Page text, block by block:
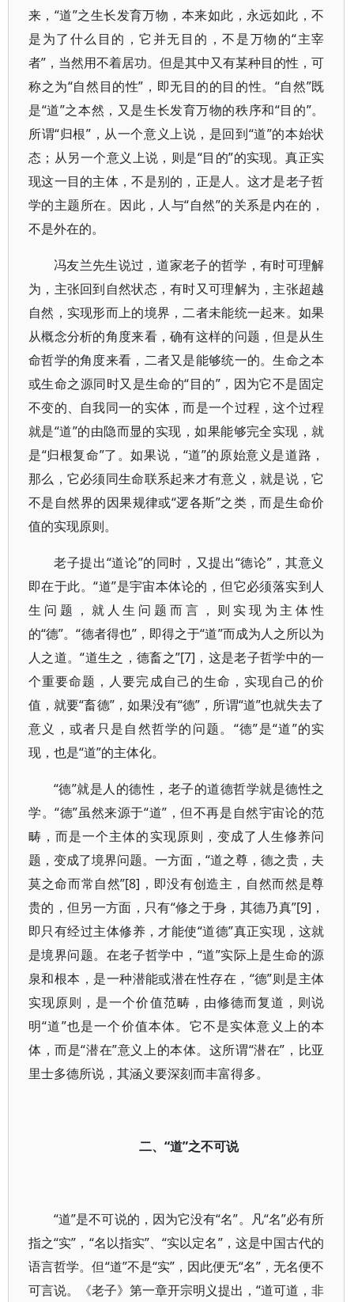
来，“道”之生长发育万物，本来如此，永远如此，不
是为了什么目的，它并无目的，不是万物的“主宰
者”，当然用不着居功。但是其中又有某种目的性，可
称之为“自然目的性”，即无目的的目的性。“自然”既
是“道”之本然，又是生长发育万物的秩序和“目的”。
所谓“归根”，从一个意义上说，是回到“道”的本始状
态；从另一个意义上说，则是“目的”的实现。真正实
现这一目的主体，不是别的，正是人。这才是老子哲
学的主题所在。因此，人与“自然”的关系是内在的，
不是外在的。
冯友兰先生说过，道家老子的哲学，有时可理解
为，主张回到自然状态，有时又可理解为，主张超越
自然，实现形而上的境界，二者未能统一起来。如果
从概念分析的角度来看，确有这样的问题，但是从生
命哲学的角度来看，二者又是能够统一的。生命之本
或生命之源同时又是生命的“目的”，因为它不是固定
不变的、自我同一的实体，而是一个过程，这个过程
就是“道”的由隐而显的实现，如果能够完全实现，就
是“归根复命”了。如果说，“道”的原始意义是道路，
那么，它必须同生命联系起来才有意义，就是说，它
不是自然界的因果规律或“逻各斯”之类，而是生命价
值的实现原则。
老子提出“道论”的同时，又提出“德论”，其意义
即在于此。“道”是宇宙本体论的，但它必须落实到人
生问题，就人生问题而言，则实现为主体性
的“德”。“德者得也”，即得之于“道”而成为人之所以为
人之道。“道生之，德畜之”[7]，这是老子哲学中的一
个重要命题，人要完成自己的生命，实现自己的价
值，就要“畜德”，如果没有“德”，所谓“道”也就失去了
意义，或者只是自然哲学的问题。“德”是“道”的实
现，也是“道”的主体化。
“德”就是人的德性，老子的道德哲学就是德性之
学。“德”虽然来源于“道”，但不再是自然宇宙论的范
畴，而是一个主体的实现原则，变成了人生修养问
题，变成了境界问题。一方面，“道之尊，德之贵，夫
莫之命而常自然”[8]，即没有创造主，自然而然是尊
贵的，但另一方面，只有“修之于身，其德乃真”[9]，
即只有经过主体修养，才能使“道德”真正实现，这就
是境界问题。在老子哲学中，“道”实际上是生命的源
泉和根本，是一种潜能或潜在性存在，“德”则是主体
实现原则，是一个价值范畴，由修德而复道，则说
明“道”也是一个价值本体。它不是实体意义上的本
体，而是“潜在”意义上的本体。这所谓“潜在”，比亚
里士多德所说，其涵义要深刻而丰富得多。
二、“道”之不可说
“道”是不可说的，因为它没有“名”。凡“名”必有所
指之“实”，“名以指实”、“实以定名”，这是中国古代的
语言哲学。但“道”不是“实”，因此便无“名”，无名便不
可言说。《老子》第一章开宗明义提出，“道可道，非